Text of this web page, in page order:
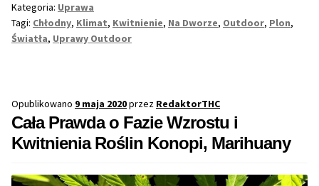
Odporne Odmiany
Medyczne Odmiany
Przewaga Indica
Indyjskich,
Marihuany
Kwitnięcia
Kategoria: Uprawa
Tagi: Chłodny, Klimat, Kwitnienie, Na Dworze, Outdoor, Plon,
Światła, Uprawy Outdoor
Opublikowano 9 maja 2020przez RedaktorTHC
Cała Prawda o Fazie Wzrostu i
Kwitnienia Roślin Konopi, Marihuany